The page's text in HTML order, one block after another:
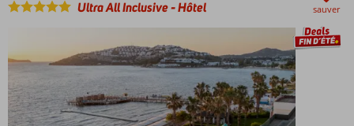
Ultra All Inclusive-Hôtel sauver